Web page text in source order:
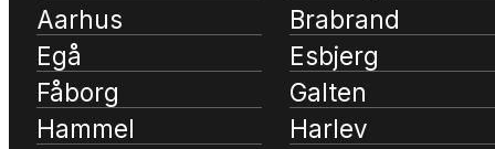
Aarhus
Brabrand
Egå
Esbjerg
Fåborg
Galten
Hammel
Harlev